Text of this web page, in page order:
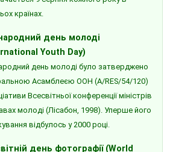
країнах.
день молоді
Youth Day)
день молоді було затверджено
Асамблеєю ООН (A/RES/54/120)
Всесвітньої конференції міністрів
молоді (Лісабон, 1998). Уперше його
відбулось у 2000 році.
день фотографії (World